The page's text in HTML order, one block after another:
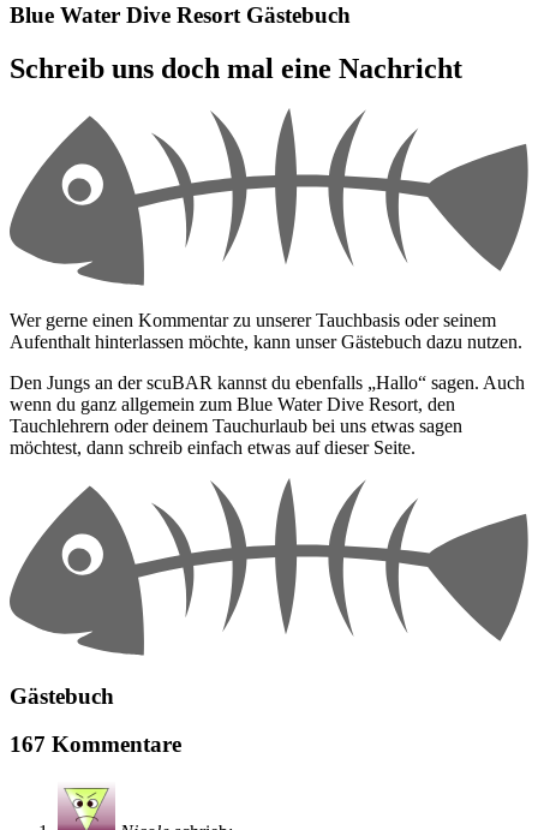
Blue Water Dive Resort Gästebuch
Schreib uns doch mal eine Nachricht
Wer gerne einen Kommentar zu unserer Tauchbasis oder seinem
Aufenthalt hinterlassen möchte, kann unser Gästebuch dazu nutzen.
Den Jungs an der scuBAR kannst du ebenfalls „Hallo“ sagen. Auch
wenn du ganz allgemein zum Blue Water Dive Resort, den
Tauchlehrern oder deinem Tauchurlaub bei uns etwas sagen
möchtest, dann schreib einfach etwas auf dieser Seite.
Gästebuch
167 Kommentare